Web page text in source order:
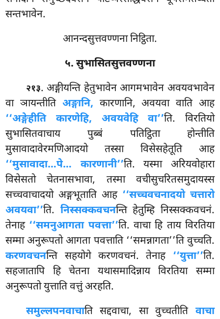
सन्तभावेन.
आनन्दसुत्तवण्णना निट्ठिता.
५. सुभासितसुत्तवण्णना
२१३. अङ्गीयन्ति हेतुभावेन आगमभावेन अवयवभावेन
वा ञायन्तीति अङ्गानि, कारणानि, अवयवा वाति आह
‘‘अङ्गेहीति कारणेहि, अवयवेहि वा’’ति. विरतियो
सुभासितवाचाय पुब्बं पतिट्ठिता होन्तीति
मुसावादावेरमणिआदयो तस्सा विसेसहेतूति आह
‘‘मुसावादा…पे… कारणानी’’ति. यस्मा अरियवोहारा
विसेसतो चेतनासभावा, तस्मा वचीसुचरितसमुदायस्स
सच्चवाचादयो अङ्गभूताति आह ‘‘सच्चवचनादयो चत्तारो
अवयवा’’ति. निस्सक्कवचनन्ति हेतुम्हि निस्सक्कवचनं.
तेनाह ‘‘समनुआगता पवत्ता’’ति. वाचा हि ताय विरतिया
सम्मा अनुरूपतो आगता पवत्ताति ‘‘समन्नागता’’ति वुच्चति.
करणवचनन्ति सहयोगे करणवचनं. तेनाह ‘‘युत्ता’’ति.
सहजातापि हि चेतना यथासमादिन्नाय विरतिया सम्मा
अनुरूपतो युत्ताति वत्तुं अरहति.
समुल्लपनवाचाति सद्दवाचा, सा वुच्चतीति वाचा